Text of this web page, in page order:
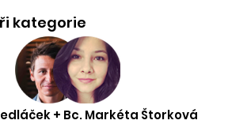
kategorie
+ Bc. Markéta Štorková